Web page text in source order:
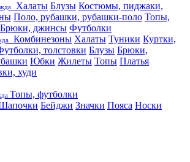
Халаты Блузы Костюмы, пиджаки,
Поло, рубашки, рубашки-поло Топы,
Брюки, джинсы Футболки
Комбинезоны Халаты Туники Куртки,
толстовки Блузы Брюки,
Юбки Жилеты Топы Платья
худи
Топы, футболки
Бейджи Значки Пояса Носки